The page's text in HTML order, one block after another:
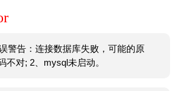
警告：连接数据库失败，可能的原
不对; 2、mysql未启动。